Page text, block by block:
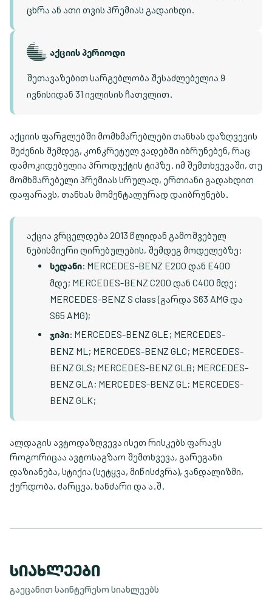
ცხრა ან ათი თვის პრემიას გადაიხდი.
აქციის პერიოდი
შეთავაზებით სარგებლობა შესაძლებელია 9
ივნისიდან 31 ივლისის ჩათვლით.
აქციის ფარგლებში მომხმარებლები თანხას დაზღვევის
შეძენის შემდეგ, კონკრეტულ ვადებში იბრუნებენ, რაც
დამოკიდებულია პროდუქტის ტიპზე. იმ შემთხვევაში, თუ
მომხმარებელი პრემიას სრულად, ერთიანი გადახდით
დაფარავს, თანხას მომენტალურად დაიბრუნებს.
აქცია ვრცელდება 2013 წლიდან გამოშვებულ
ნებისმიერი ღირებულების, შემდეგ მოდელებზე:
სედანი: MERCEDES-BENZ E200 დან E400
მდე; MERCEDES-BENZ C200 დან C400 მდე;
MERCEDES-BENZ S class (გარდა S63 AMG და
S65 AMG);
ჯიპი: MERCEDES-BENZ GLE; MERCEDES-
BENZ ML; MERCEDES-BENZ GLC; MERCEDES-
BENZ GLS; MERCEDES-BENZ GLB; MERCEDES-
BENZ GLA; MERCEDES-BENZ GL; MERCEDES-
BENZ GLK;
ალდაგის ავტოდაზღვევა ისეთ რისკებს ფარავს
როგორიცაა ავტოსაგზაო შემთხვევა, გარეგანი
დაზიანება, სტიქია (სეტყვა, მიწისძვრა), ვანდალიზმი,
ქურდობა, ძარცვა, ხანძარი და ა.შ.
ᲡᲘᲐᲮᲚᲔᲔᲑᲘ
გაეცანით საინტერესო სიახლეებს